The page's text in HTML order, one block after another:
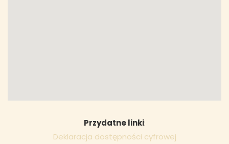
Przydatne linki:
Deklaracja dostępności cyfrowej